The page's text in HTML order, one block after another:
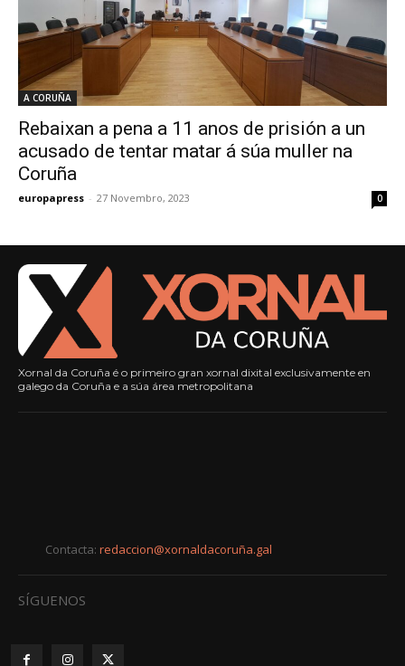
A CORUÑA
Rebaixan a pena a 11 anos de prisión a un
acusado de tentar matar á súa muller na
Coruña
europapress - 27 Novembro, 2023 0
Xornal da Coruña é o primeiro gran xornal dixital exclusivamente en
galego da Coruña e a súa área metropolitana
Contacta: redaccion@xornaldacoruña.gal
SÍGUENOS